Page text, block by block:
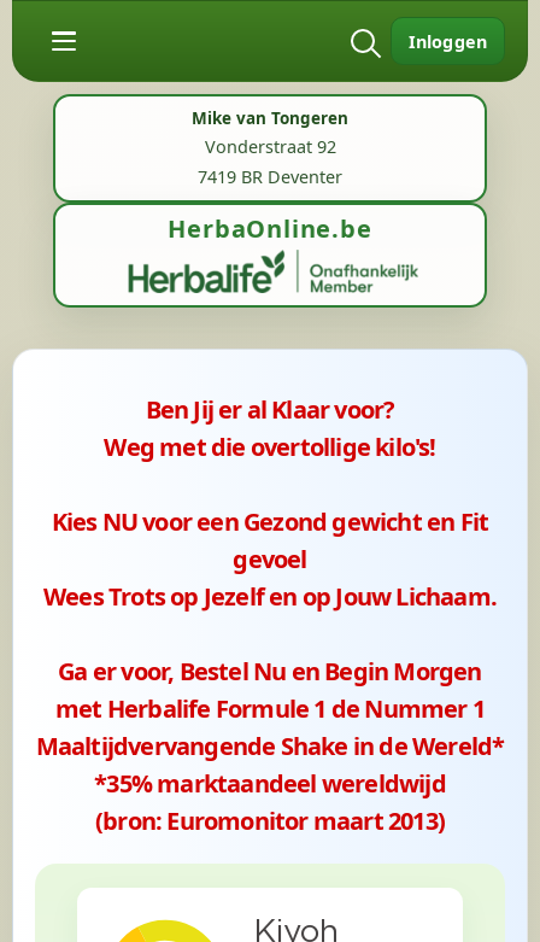
Inloggen
Mike van Tongeren
Vonderstraat 92
7419 BR Deventer
HerbaOnline.be
Ben Jij er al Klaar voor?
Weg met die overtollige kilo's!
Kies NU voor een Gezond gewicht en Fit
gevoel
Wees Trots op Jezelf en op Jouw Lichaam.
Ga er voor, Bestel Nu en Begin Morgen
met Herbalife Formule 1 de Nummer 1
Maaltijdvervangende Shake in de Wereld*
*35% marktaandeel wereldwijd
(bron: Euromonitor maart 2013)